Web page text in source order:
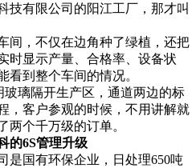
技有限公司的阳江工厂，那才叫
间，不仅在边角种了绿植，还把
时显示产量、合格率、设备状
看到整个车间的情况。
璃隔开生产区，通道两边的标
，客户参观的时候，不用讲解就
两个千万级的订单。
的6S管理升级
是国有环保企业，日处理650吨